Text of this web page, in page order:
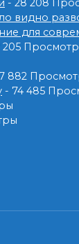
- 28 208
видно
для
205
882
- 74 485